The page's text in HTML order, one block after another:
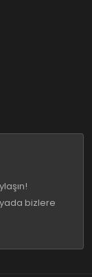
bizlere